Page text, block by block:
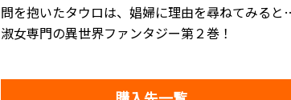
問を抱いたタウロは、娼婦に理由を尋ねてみる
淑女専門の異世界ファンタジー第２巻！